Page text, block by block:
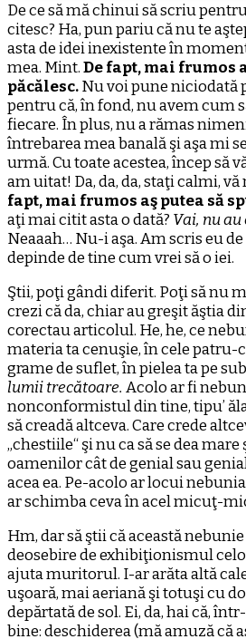
De ce să mă chinui să scriu
citesc? Ha, pun pariu că nu te
asta de idei inexistente în
mea. Mint.De fapt, mai frumos
păcălesc.Nu voi pune niciodată
pentru că, în fond, nu avem cum
fiecare. În plus, nu a rămas
întrebarea mea banală şi aşa mi
urmă. Cu toate acestea, încep să
am uitat! Da, da, da, staţi calmi,
fapt, mai frumos aş putea să
aţi mai citit asta o dată? Vai, nu
Neaaah… Nu-i aşa. Am scris eu
depinde de tine cum vrei să o iei.
Ştii, poţi gândi diferit. Poţi să nu
crezi că da, chiar au greşit ăştia
corectau articolul. He, he, ce
materia ta cenuşie, în cele patru-
grame de suflet, în pielea ta pe
lumii trecătoare. Acolo ar fi
nonconformistul din tine, tipu’
să creadă altceva. Care crede
„chestiile“ şi nu ca să se dea mare
oamenilor cât de genial sau
acea ea. Pe-acolo ar locui
ar schimba ceva în acel micuţ-
Hm, dar să ştii că această
deosebire de exhibiţionismul
ajuta muritorul. I-ar arăta altă
uşoară, mai aeriană şi totuşi cu
depărtată de sol. Ei, da, hai că,
bine: deschiderea (mă amuză că